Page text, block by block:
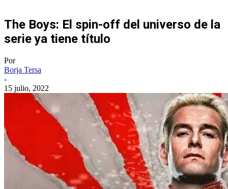
The Boys: El spin-off del universo de la
serie ya tiene título
Por
Borja Tersa
-
15 julio, 2022